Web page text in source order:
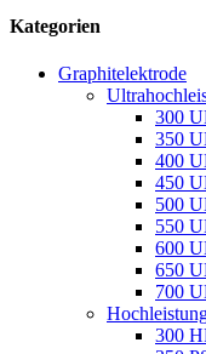
Kategorien
Graphitelektrode
300
350
400
450
500
550
600
650
700
300